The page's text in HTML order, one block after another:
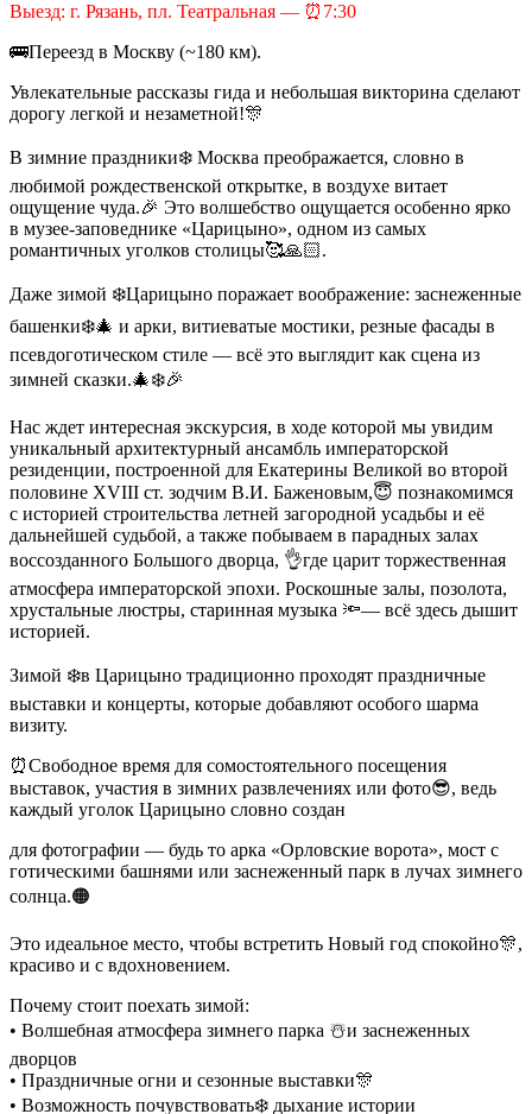
Выезд: г. Рязань, пл. Театральная — ⏰7:30
🚌Переезд в Москву (~180 км).
Увлекательные рассказы гида и небольшая викторина сделают
дорогу легкой и незаметной!🎊
В зимние праздники❄️ Москва преображается, словно в
любимой рождественской открытке, в воздухе витает
ощущение чуда.🎉 Это волшебство ощущается особенно ярко
в музее-заповеднике «Царицыно», одном из самых
романтичных уголков столицы🥰🙏🏻.
Даже зимой ❄️Царицыно поражает воображение: заснеженные
башенки❄️🎄 и арки, витиеватые мостики, резные фасады в
псевдоготическом стиле — всё это выглядит как сцена из
зимней сказки.🎄❄️🎉
Нас ждет интересная экскурсия, в ходе которой мы увидим
уникальный архитектурный ансамбль императорской
резиденции, построенной для Екатерины Великой во второй
половине XVIII ст. зодчим В.И. Баженовым,😇 познакомимся
с историей строительства летней загородной усадьбы и её
дальнейшей судьбой, а также побываем в парадных залах
воссозданного Большого дворца, 👌где царит торжественная
атмосфера императорской эпохи. Роскошные залы, позолота,
хрустальные люстры, старинная музыка 🔦— всё здесь дышит
историей.
Зимой ❄️в Царицыно традиционно проходят праздничные
выставки и концерты, которые добавляют особого шарма
визиту.
⏰Свободное время для сомостоятельного посещения
выставок, участия в зимних развлечениях или фото😎, ведь
каждый уголок Царицыно словно создан
для фотографии — будь то арка «Орловские ворота», мост с
готическими башнями или заснеженный парк в лучах зимнего
солнца.🟠
Это идеальное место, чтобы встретить Новый год спокойно🎊,
красиво и с вдохновением.
Почему стоит поехать зимой:
• Волшебная атмосфера зимнего парка ☃️и заснеженных
дворцов
• Праздничные огни и сезонные выставки🎊
• Возможность почувствовать❄️ дыхание истории